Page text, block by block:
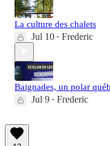
La culture des chalets
Jul 10 • Frederic
Baignades, un polar
Jul 9 • Frederic